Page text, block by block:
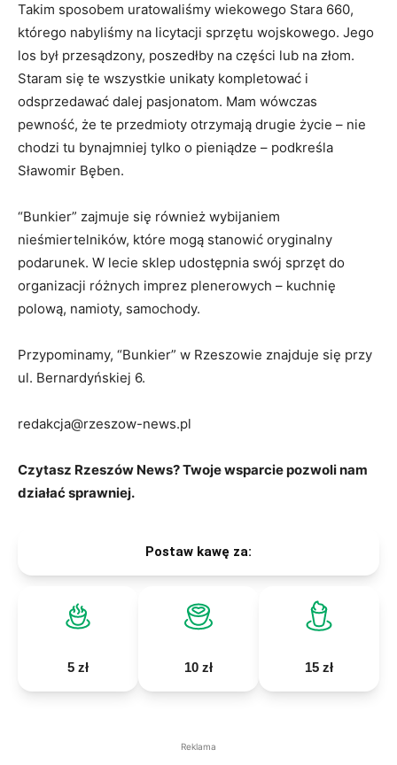
Takim sposobem uratowaliśmy wiekowego Stara 660,
którego nabyliśmy na licytacji sprzętu wojskowego. Jego
los był przesądzony, poszedłby na części lub na złom.
Staram się te wszystkie unikaty kompletować i
odsprzedawać dalej pasjonatom. Mam wówczas
pewność, że te przedmioty otrzymają drugie życie – nie
chodzi tu bynajmniej tylko o pieniądze – podkreśla
Sławomir Bęben.
“Bunkier” zajmuje się również wybijaniem
nieśmiertelników, które mogą stanowić oryginalny
podarunek. W lecie sklep udostępnia swój sprzęt do
organizacji różnych imprez plenerowych – kuchnię
polową, namioty, samochody.
Przypominamy, “Bunkier” w Rzeszowie znajduje się przy
ul. Bernardyńskiej 6.
redakcja@rzeszow-news.pl
Czytasz Rzeszów News? Twoje wsparcie pozwoli nam
działać sprawniej.
Postaw kawę za:
5 zł 10 zł 15 zł
Reklama